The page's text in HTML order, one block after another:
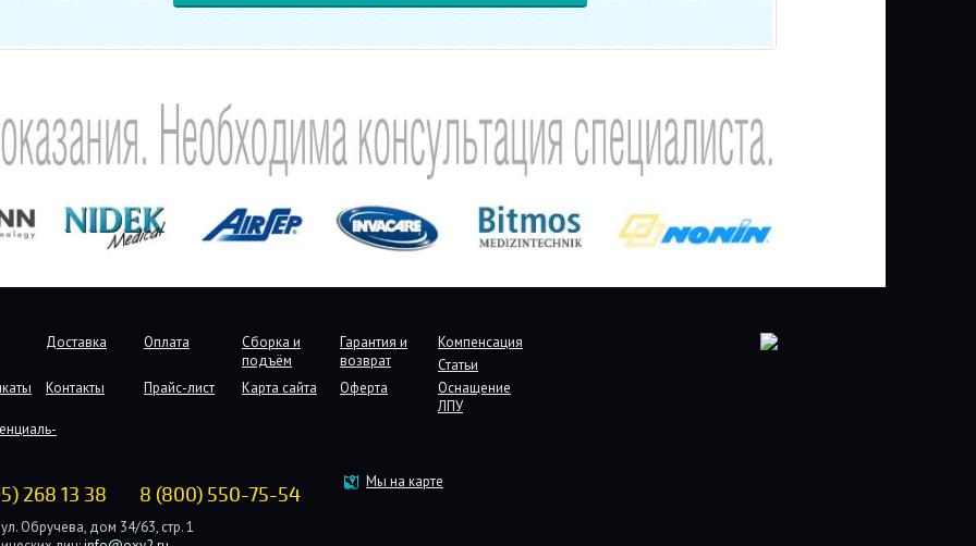
Доставка Оплата
Сборка и
подъём
Гарантия и
возврат
Компенсация
Статьи
Контакты Прайс-лист Карта сайта Оферта
Оснащение
ЛПУ
268 13 38 8 (800) 550-75-54
Обручева, дом 34/63, стр. 1
Мы на карте